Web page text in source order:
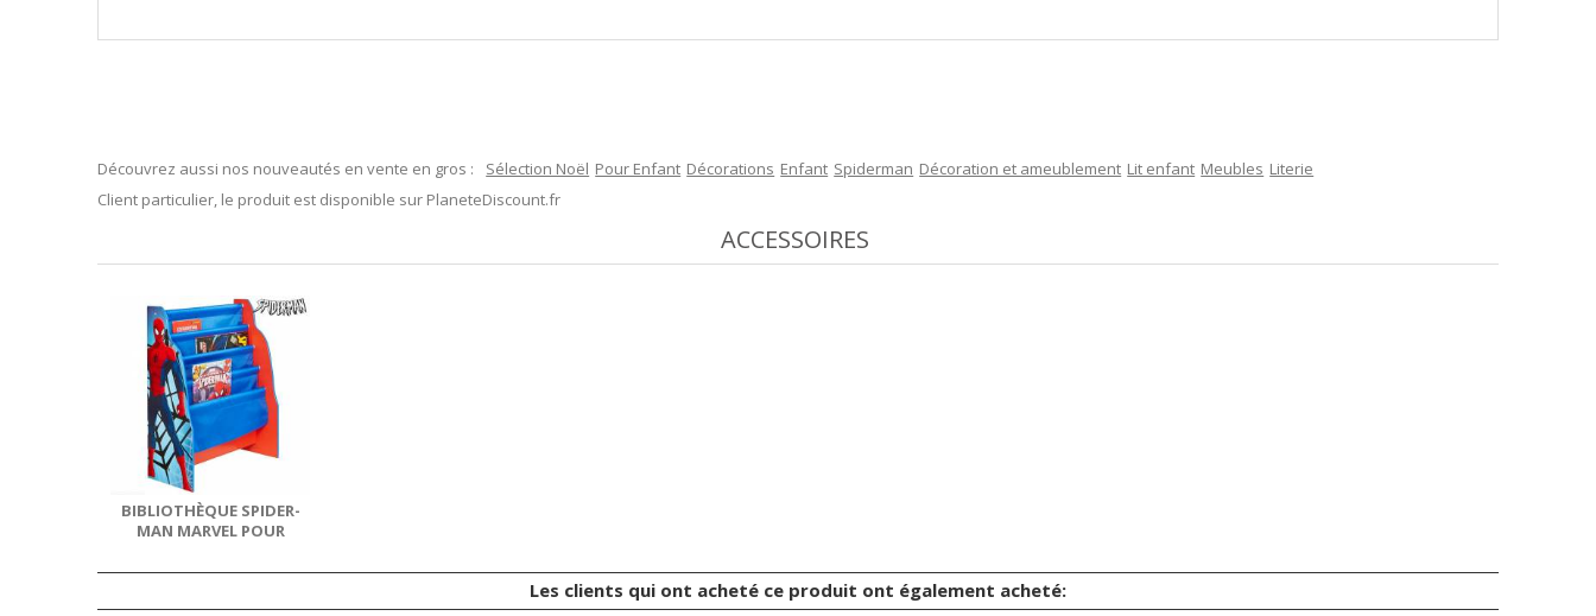
Découvrez aussi nos nouveautés en vente en gros : Sélection Noël Pour Enfant Décorations Enfant Spiderman Décoration et ameublement Lit enfant Meubles Literie
Client particulier, le produit est disponible sur PlaneteDiscount.fr
ACCESSOIRES
BIBLIOTHÈQUE SPIDER-
MAN MARVEL POUR
Les clients qui ont acheté ce produit ont également acheté: